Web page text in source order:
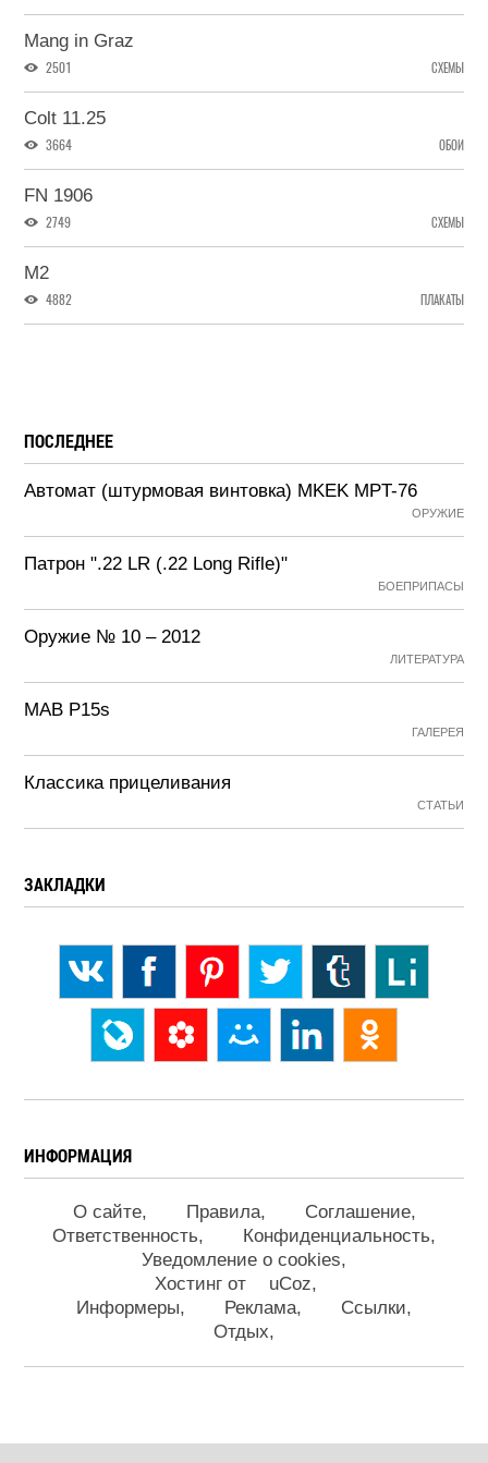
Mang in Graz
2501 СХЕМЫ
Colt 11.25
3664 ОБОИ
FN 1906
2749 СХЕМЫ
M2
4882 ПЛАКАТЫ
ПОСЛЕДНЕЕ
Автомат (штурмовая винтовка) MKEK MPT-76
ОРУЖИЕ
Патрон ".22 LR (.22 Long Rifle)"
БОЕПРИПАСЫ
Оружие № 10 – 2012
ЛИТЕРАТУРА
MAB P15s
ГАЛЕРЕЯ
Классика прицеливания
СТАТЬИ
ЗАКЛАДКИ
ИНФОРМАЦИЯ
О сайте Правила
Соглашение
Ответственность
Конфиденциальность
Уведомление о cookies
Хостинг от
uCoz
Информеры
Реклама
Ссылки
Отдых